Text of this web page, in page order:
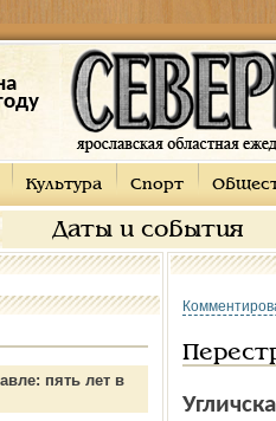
Культура Спорт
Даты и события
пять лет в